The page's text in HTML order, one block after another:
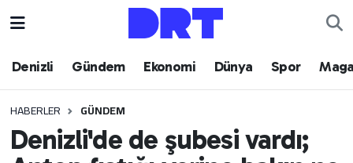
Denizli Gündem Ekonomi Dünya Spor
HABERLER GÜNDEM
Denizli'de de şubesi vardı;
Denizli
Gündem
Ekonomi
Hava Durumu
Trafik Durumu
Puan Durumu ve Fikstür